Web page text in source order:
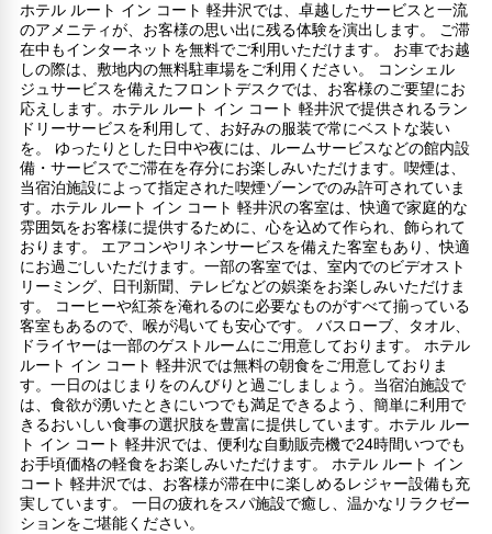
ホテル ルート イン コート 軽井沢では、卓越したサービスと一流
のアメニティが、お客様の思い出に残る体験を演出します。 ご滞
在中もインターネットを無料でご利用いただけます。 お車でお越
しの際は、敷地内の無料駐車場をご利用ください。 コンシェル
ジュサービスを備えたフロントデスクでは、お客様のご要望にお
応えします。ホテル ルート イン コート 軽井沢で提供されるラン
ドリーサービスを利用して、お好みの服装で常にベストな装い
を。 ゆったりとした日中や夜には、ルームサービスなどの館内設
備・サービスでご滞在を存分にお楽しみいただけます。喫煙は、
当宿泊施設によって指定された喫煙ゾーンでのみ許可されていま
す。ホテル ルート イン コート 軽井沢の客室は、快適で家庭的な
雰囲気をお客様に提供するために、心を込めて作られ、飾られて
おります。 エアコンやリネンサービスを備えた客室もあり、快適
にお過ごしいただけます。一部の客室では、室内でのビデオスト
リーミング、日刊新聞、テレビなどの娯楽をお楽しみいただけま
す。 コーヒーや紅茶を淹れるのに必要なものがすべて揃っている
客室もあるので、喉が渇いても安心です。 バスローブ、タオル、
ドライヤーは一部のゲストルームにご用意しております。 ホテル
ルート イン コート 軽井沢では無料の朝食をご用意しておりま
す。一日のはじまりをのんびりと過ごしましょう。当宿泊施設で
は、食欲が湧いたときにいつでも満足できるよう、簡単に利用で
きるおいしい食事の選択肢を豊富に提供しています。ホテル ルー
ト イン コート 軽井沢では、便利な自動販売機で24時間いつでも
お手頃価格の軽食をお楽しみいただけます。 ホテル ルート イン
コート 軽井沢では、お客様が滞在中に楽しめるレジャー設備も充
実しています。 一日の疲れをスパ施設で癒し、温かなリラクゼー
ションをご堪能ください。